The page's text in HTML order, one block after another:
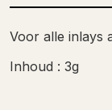
Voor alle inlays
Inhoud : 3g